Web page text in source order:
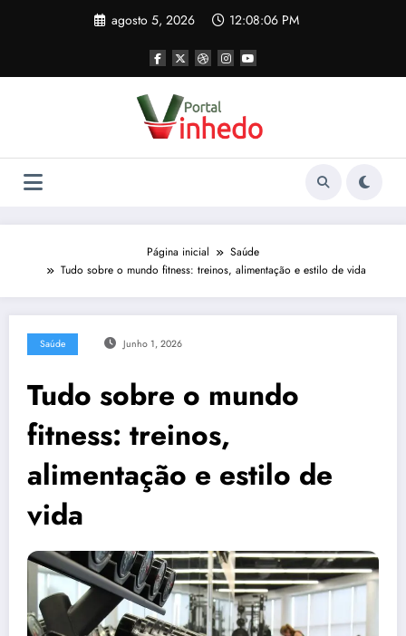
agosto 5, 2026 12:08:07 PM
Página inicial
Saúde
Tudo sobre o mundo fitness: treinos, alimentação e estilo de vida
Saúde Junho 1, 2026
Tudo sobre o mundo
fitness: treinos,
alimentação e estilo de
vida